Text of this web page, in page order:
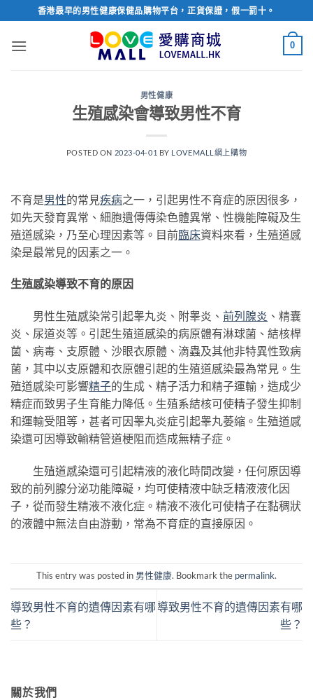
to
content
香港最早的男性健康保健品購物平台，正貨保證，假一罰十。
0
男性健康
生殖感染會導致男性不育
POSTED ON 2023-04-01 BY LOVEMALL網上購物
不育是男性的常見疾病之一，引起男性不育症的原因很多，
如先天發育異常、細胞遺傳傳染色體異常、性機能障礙及生
殖道感染，乃至心理因素等。目前臨床資料來看，生殖道感
染是最常見的因素之一。
生殖感染導致不育的原因
男性生殖感染常引起睾丸炎、附睾炎、 前列腺炎 、精囊
炎、尿道炎等。引起生殖道感染的病原體有淋球菌、結核桿
菌、病毒、支原體、沙眼衣原體、滴蟲及其他非特異性致病
菌，其中以支原體和衣原體引起的生殖道感染最為常見。生
殖道感染可影響精子的生成、精子活力和精子運輸，造成少
精症而致男子生育能力降低。生殖系結核可使精子發生抑制
和運輸受阻等，甚者可因睾丸炎症引起睾丸萎縮。生殖道感
染還可因導致輸精管道梗阻而造成無精子症。
生殖道感染還可引起精液的液化時間改變，任何原因導
致的前列腺分泌功能障礙，均可使精液中缺乏精液液化因
子，從而發生精液不液化症。精液不液化可使精子在黏稠狀
的液體中無法自由游動，常為不育症的直接原因。
This entry was posted in 男性健康. Bookmark the permalink.
導致男性不育的遺傳因素有哪
些？
導致男性不育的遺傳因素有哪
些？
關於我們